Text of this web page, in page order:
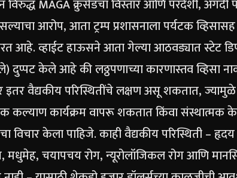
विरुद्ध MAGA क्रुसेडचा विस्तार आणि परदेशी,
आरोप, आता ट्रम्प प्रशासनाला पर्यटक
आहे.व्हाईट हाऊसने आता गेल्या आठवड्यात स्टेट
दुप्पट केले आहे की लठ्ठपणाच्या कारणास्तव व्हिसा
इतर वैद्यकीय परिस्थितींचे लक्षण असू शकतात,
कल्याण कार्यक्रम वापरू शकतात किंवा
विचार केला पाहिजे. काही वैद्यकीय परिस्थिती –
मधुमेह, चयापचय रोग, न्यूरोलॉजिकल रोग आणि